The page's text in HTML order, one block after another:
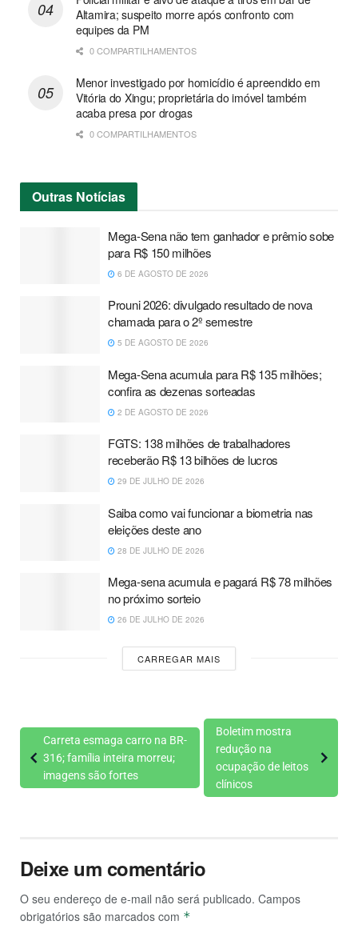
Altamira; suspeito morre após confronto com
equipes da PM
0 COMPARTILHAMENTOS
Menor investigado por homicídio é apreendido em
Vitória do Xingu; proprietária do imóvel também
acaba presa por drogas
0 COMPARTILHAMENTOS
Outras Notícias
Mega-Sena não tem ganhador e prêmio sobe
para R$ 150 milhões
6 DE AGOSTO DE 2026
Prouni 2026: divulgado resultado de nova
chamada para o 2º semestre
5 DE AGOSTO DE 2026
Mega-Sena acumula para R$ 135 milhões;
confira as dezenas sorteadas
2 DE AGOSTO DE 2026
FGTS: 138 milhões de trabalhadores
receberão R$ 13 bilhões de lucros
29 DE JULHO DE 2026
Saiba como vai funcionar a biometria nas
eleições deste ano
28 DE JULHO DE 2026
Mega-sena acumula e pagará R$ 78 milhões
no próximo sorteio
26 DE JULHO DE 2026
CARREGAR MAIS
Carreta esmaga carro na BR-
316; família inteira morreu;
imagens são fortes
Boletim mostra
redução na
ocupação de leitos
clínicos
Deixe um comentário
O seu endereço de e-mail não será publicado. Campos
obrigatórios são marcados com *